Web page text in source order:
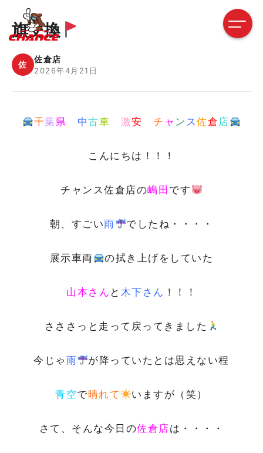
旗交換
佐
佐倉店
2026年4月21日
千葉 県 中古車 激安 チ ャ ン ス佐倉 店
こんにちは！！！
チャンス佐倉店の嶋田 です
朝、すごい雨 でしたね・・・・
展示車両 の拭き上げをしていた
山本さん と 木下さん ！！！
さささっと走って戻ってきました
今じゃ 雨 が降っていたとは思えない程
青空で晴れて いますが（笑）
さて、そんな今日の佐倉店は・・・・